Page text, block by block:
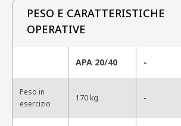
PESO E CARATTERISTICHE
OPERATIVE
APA 20/40 -
Peso in
esercizio
170 kg -